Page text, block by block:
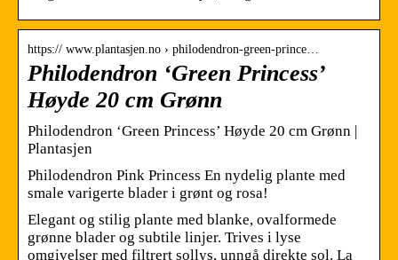
https:// www.plantasjen.no › philodendron-green-prince…
Philodendron ‘Green Princess’
Høyde 20 cm Grønn
Philodendron ‘Green Princess’ Høyde 20 cm Grønn |
Plantasjen
Philodendron Pink Princess En nydelig plante med
smale varigerte blader i grønt og rosa!
Elegant og stilig plante med blanke, ovalformede
grønne blader og subtile linjer. Trives i lyse
omgivelser med filtrert sollys, unngå direkte sol. La